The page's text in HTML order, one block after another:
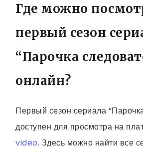
Где можно
первый сезон
“Парочка
онлайн?
Первый сезон сериала
доступен для просмотра на
video. Здесь можно найти все